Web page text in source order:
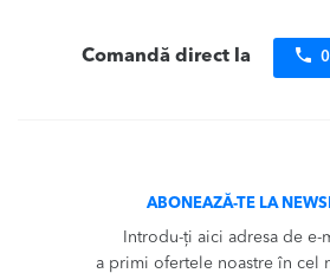
produse
Comandă direct la
ABONEAZĂ-TE LA
Introdu-ți aici adresa de e-
a primi ofertele noastre în cel